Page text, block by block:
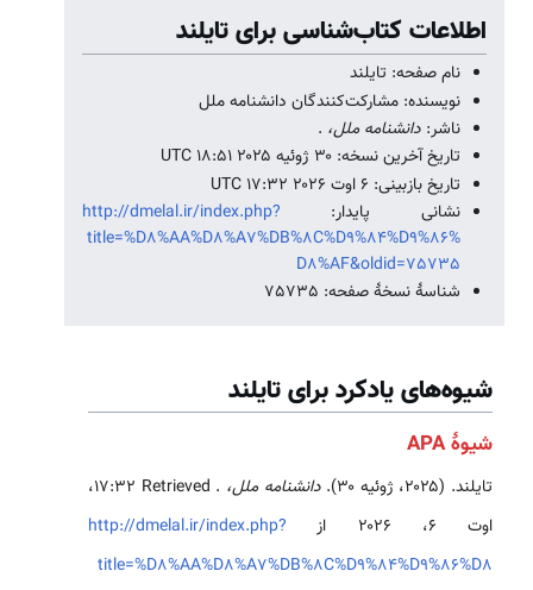
اطلاعات کتاب‌شناسی برای تایلند
نام صفحه: تایلند
نویسنده: مشارکت‌کنندگان دانشنامه ملل
ناشر:دانشنامه ملل، .
تاریخ آخرین نسخه: ۳۰ ژوئیه ۲۰۲۵ ‏۱۸:۵۱ UTC
تاریخ بازبینی: ۶ اوت ۲۰۲۶ ‏۱۷:۳۲ UTC
نشانی پایدار: http://dmelal.ir/index.php?
title=%D8%AA%D8%A7%DB%8C%D9%84%D9%86%
D8%AF&oldid=75735
شناسهٔ نسخهٔ صفحه: 75735
شیوه‌های یادکرد برای تایلند
شیوهٔ APA
تایلند. (۲۰۲۵، ژوئیه ۳۰). دانشنامه ملل،
. Retrieved ‏۱۷:۳۲،
اوت ۶، ۲۰۲۶ از
http://dmelal.ir/index.php?
title=%D8%AA%D8%A7%DB%8C%D9%84%D9%86%D8